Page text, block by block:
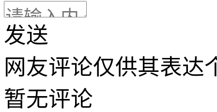
发送
网友评论仅供其表达
暂无评论